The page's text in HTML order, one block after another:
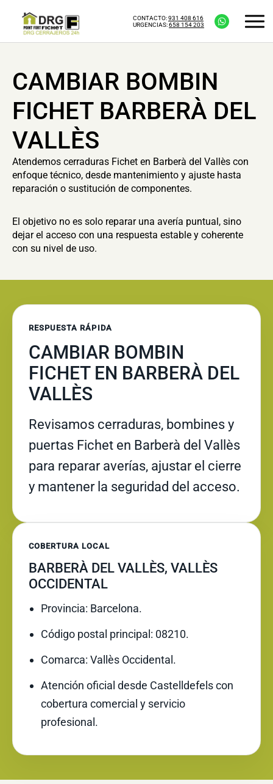
CONTACTO:931 408 616
URGENCIAS:658 154 203
CAMBIAR BOMBIN
FICHET BARBERÀ DEL
VALLÈS
Atendemos cerraduras Fichet en Barberà del Vallès con
enfoque técnico, desde mantenimiento y ajuste hasta
reparación o sustitución de componentes.
El objetivo no es solo reparar una avería puntual, sino
dejar el acceso con una respuesta estable y coherente
con su nivel de uso.
RESPUESTA RÁPIDA
CAMBIAR BOMBIN
FICHET EN BARBERÀ DEL
VALLÈS
Revisamos cerraduras, bombines y
puertas Fichet en Barberà del Vallès
para reparar averías, ajustar el cierre
y mantener la seguridad del acceso.
COBERTURA LOCAL
BARBERÀ DEL VALLÈS, VALLÈS
OCCIDENTAL
Provincia: Barcelona.
Código postal principal: 08210.
Comarca: Vallès Occidental.
Atención oficial desde Castelldefels con
cobertura comercial y servicio
profesional.